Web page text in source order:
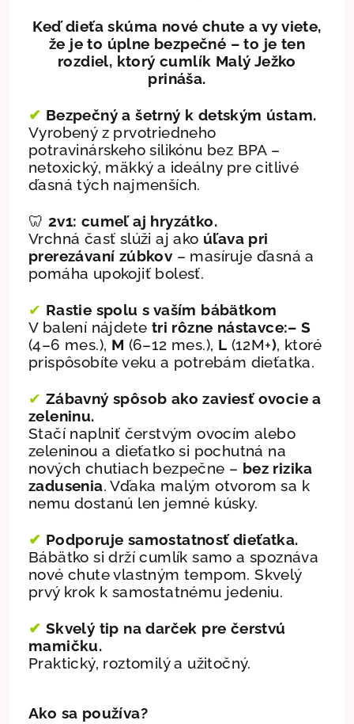
Keď dieťa skúma nové chute a vy viete,
že je to úplne bezpečné – to je ten
rozdiel, ktorý cumlík Malý Ježko
prináša.
✔ Bezpečný a šetrný k detským ústam.
Vyrobený z prvotriedneho
potravinárskeho silikónu bez BPA –
netoxický, mäkký a ideálny pre citlivé
ďasná tých najmenších.
🦷 2v1: cumeľ aj hryzátko.
Vrchná časť slúži aj ako úľava pri
prerezávaní zúbkov – masíruje ďasná a
pomáha upokojiť bolesť.
✔ Rastie spolu s vaším bábätkom
V balení nájdete tri rôzne nástavce:–S
(4–6 mes.), M (6–12 mes.), L (12M+), ktoré
prispôsobíte veku a potrebám dieťatka.
✔ Zábavný spôsob ako zaviesť ovocie a
zeleninu.
Stačí naplniť čerstvým ovocím alebo
zeleninou a dieťatko si pochutná na
nových chutiach bezpečne – bez rizika
zadusenia. Vďaka malým otvorom sa k
nemu dostanú len jemné kúsky.
✔ Podporuje samostatnosť dieťatka.
Bábätko si drží cumlík samo a spoznáva
nové chute vlastným tempom. Skvelý
prvý krok k samostatnému jedeniu.
✔ Skvelý tip na darček pre čerstvú
mamičku.
Praktický, roztomilý a užitočný.
Ako sa používa?